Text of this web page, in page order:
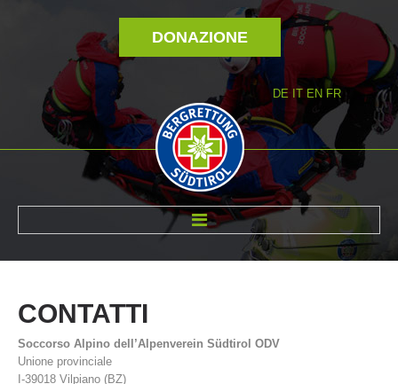
DONAZIONE
DE IT EN FR
CONTATTI
Soccorso Alpino dell’Alpenverein Südtirol ODV
Unione provinciale
I-39018 Vilpiano (BZ)